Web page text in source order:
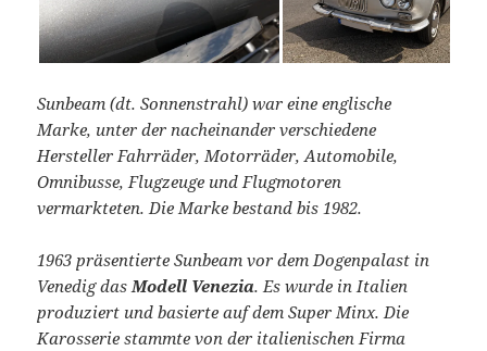
Sunbeam (dt. Sonnenstrahl) war eine englische
Marke, unter der nacheinander verschiedene
Hersteller Fahrräder, Motorräder, Automobile,
Omnibusse, Flugzeuge und Flugmotoren
vermarkteten. Die Marke bestand bis 1982.
1963 präsentierte Sunbeam vor dem Dogenpalast in
Venedig dasModell Venezia. Es wurde in Italien
produziert und basierte auf dem Super Minx. Die
Karosserie stammte von der italienischen Firma